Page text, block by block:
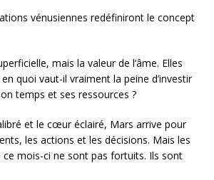
vénusiennes redéfiniront le concept
mais la valeur de l’âme. Elles
quoi vaut-il vraiment la peine d’investir
temps et ses ressources ?
et le cœur éclairé, Mars arrive pour
les actions et les décisions. Mais les
mois-ci ne sont pas fortuits. Ils sont